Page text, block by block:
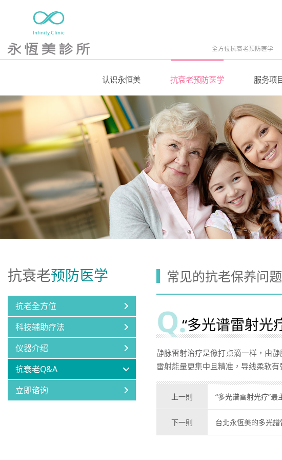
全方位抗衰老预防医学
认识永恒美 抗衰老预防医学 服务项
抗衰老预防医学
抗老全方位
科技辅助疗法
仪器介绍
抗衰老Q&A
立即谘询
常见的抗老保养问
“多光谱雷射光
静脉雷射治疗是像打点滴一样，由
雷射能量更集中且精准，导线柔软
上一則 “多光谱雷射光疗”最
下一則 台北永恆美的多光